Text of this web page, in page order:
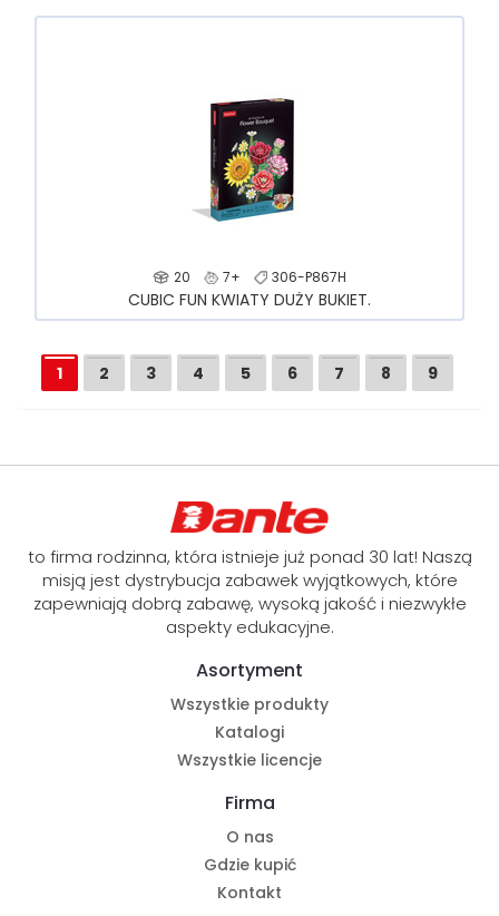
20 7+ 306-P867H
CUBIC FUN KWIATY DUŻY BUKIET.
1 2 3 4 5 6 7 8 9
to firma rodzinna, która istnieje już ponad 30 lat! Naszą
misją jest dystrybucja zabawek wyjątkowych, które
zapewniają dobrą zabawę, wysoką jakość i niezwykłe
aspekty edukacyjne.
Asortyment
Wszystkie produkty
Katalogi
Wszystkie licencje
Firma
O nas
Gdzie kupić
Kontakt